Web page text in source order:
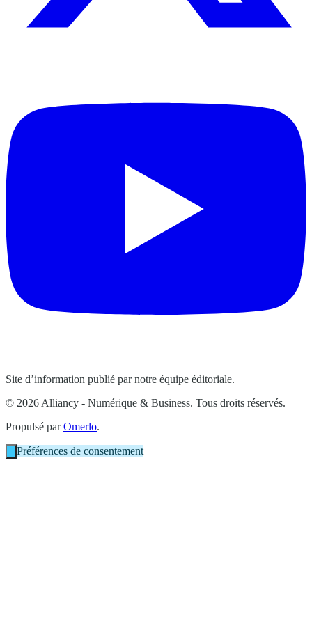
Site d’information publié par notre équipe éditoriale.
© 2026 Alliancy - Numérique & Business. Tous droits réservés.
Propulsé parOmerlo.
Préférences de consentement